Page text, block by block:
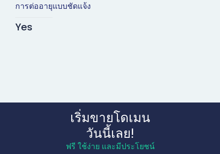
การต่ออายุแบบชัดแจ้ง
Yes
เริ่มขายโดเมน
วันนี้เลย!
ฟรี ใช้ง่าย และมีประโยชน์